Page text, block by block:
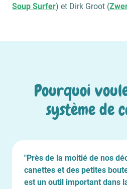
Soup Surfer) et Dirk Groot (
Pourquoi
système de
"Sortir nos vaches
promener le chien
canettes, tel est